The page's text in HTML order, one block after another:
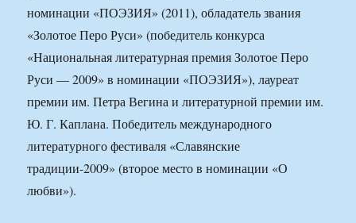
номинации «ПОЭЗИЯ» (2011), обладатель звания
«Золотое Перо Руси» (победитель конкурса
«Национальная литературная премия Золотое Перо
Руси — 2009» в номинации «ПОЭЗИЯ»), лауреат
премии им. Петра Вегина и литературной премии им.
Ю. Г. Каплана. Победитель международного
литературного фестиваля «Славянские
традиции-2009» (второе место в номинации «О
любви»).